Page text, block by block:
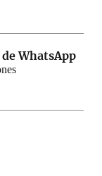
WhatsApp